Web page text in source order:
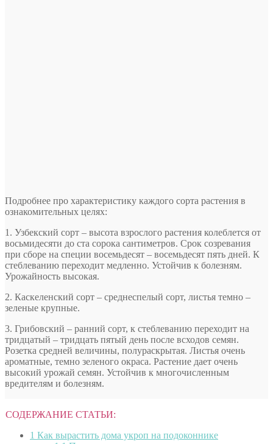
Подробнее про характеристику каждого сорта растения в
ознакомительных целях:
1. Узбекский сорт – высота взрослого растения колеблется от
восьмидесяти до ста сорока сантиметров. Срок созревания
при сборе на специи восемьдесят – восемьдесят пять дней. К
стеблеванию переходит медленно. Устойчив к болезням.
Урожайность высокая.
2. Каскеленский сорт – среднеспелый сорт, листья темно –
зеленые крупные.
3. Грибовский – ранний сорт, к стеблеванию переходит на
тридцатый – тридцать пятый день после всходов семян.
Розетка средней величины, полураскрытая. Листья очень
ароматные, темно зеленого окраса. Растение дает очень
высокий урожай семян. Устойчив к многочисленным
вредителям и болезням.
СОДЕРЖАНИЕ СТАТЬИ:
1 Как вырастить дома укроп на подоконнике